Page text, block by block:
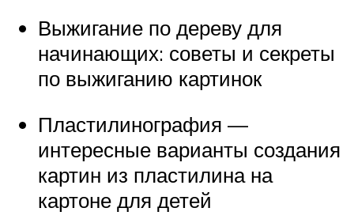
Выжигание по дереву для
начинающих: советы и секреты
по выжиганию картинок
Пластилинография —
интересные варианты создания
картин из пластилина на
картоне для детей